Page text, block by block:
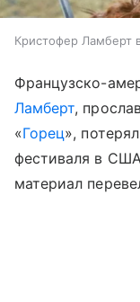
Кристофер Ламберт
Французско-
Ламберт,
«Горец»,
фестиваля в
материал